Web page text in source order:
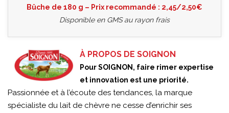
Bûche de 180 g – Prix recommandé : 2,45/2,50€
Disponible en GMS au rayon frais
À PROPOS DE SOIGNON
Pour SOIGNON, faire rimer expertise
et innovation est une priorité.
Passionnée et à l’écoute des tendances, la marque
spécialiste du lait de chèvre ne cesse d’enrichir ses